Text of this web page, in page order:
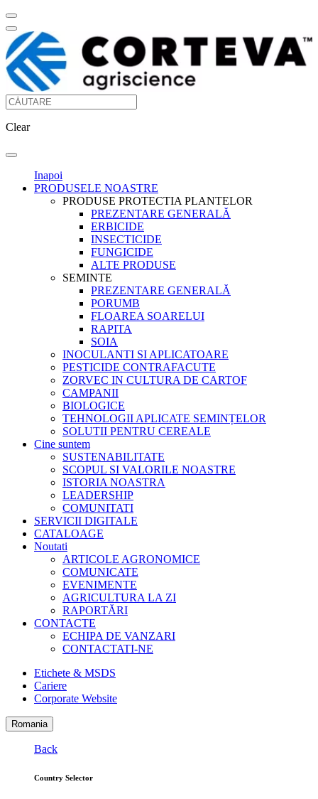
Clear
Inapoi
PRODUSELE NOASTRE
PRODUSE PROTECTIA PLANTELOR
PREZENTARE GENERALĂ
ERBICIDE
INSECTICIDE
FUNGICIDE
ALTE PRODUSE
SEMINTE
PREZENTARE GENERALĂ
PORUMB
FLOAREA SOARELUI
RAPITA
SOIA
INOCULANTI SI APLICATOARE
PESTICIDE CONTRAFACUTE
ZORVEC IN CULTURA DE CARTOF
CAMPANII
BIOLOGICE
TEHNOLOGII APLICATE SEMINȚELOR
SOLUTII PENTRU CEREALE
Cine suntem
SUSTENABILITATE
SCOPUL SI VALORILE NOASTRE
ISTORIA NOASTRA
LEADERSHIP
COMUNITATI
SERVICII DIGITALE
CATALOAGE
Noutati
ARTICOLE AGRONOMICE
COMUNICATE
EVENIMENTE
AGRICULTURA LA ZI
RAPORTĂRI
CONTACTE
ECHIPA DE VANZARI
CONTACTATI-NE
Etichete & MSDS
Cariere
Corporate Website
Romania
Back
Country Selector